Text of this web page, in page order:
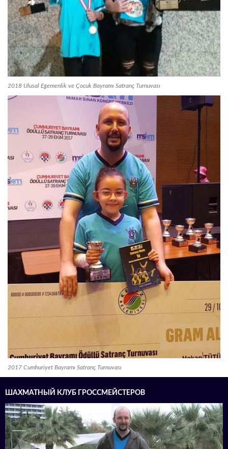
2018 Ulusal Egemenlik ve Çocuk Bayramı Satranç Turnuvası
2017 Cumhuriyet Bayramı Satranç Turnuvası
ШАХМАТНЫЙ КЛУБ ГРОССМЕЙСТЕРОВ